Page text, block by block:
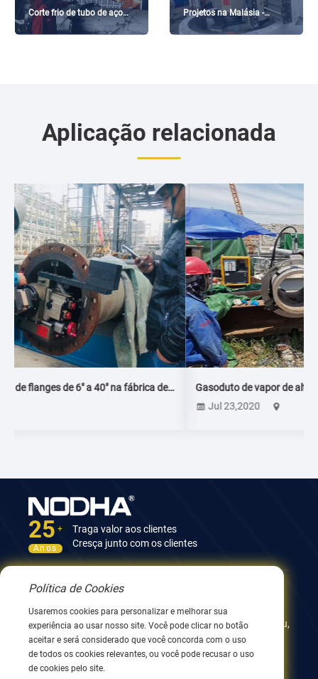
Corte frio de tubo de aço
inoxidável de 36 polegadas
---- Porto Harcourt Case na
Projetos na Malásia -
Revestimento de flanges,
Corte a frio de tubos
Aplicação relacionada
Gasoduto de vapor de alta pressão para planta de etileno
25 +
Anos
Traga valor aos clientes
Cresça junto com os clientes
Contate-nos
12º Edifício, No.9 Xingyang Road, Wuxi 214082, JiangSu,
China
0086 510 8580 8562
0086 152 5144 1199
Política de Cookies
Usaremos cookies para personalizar e melhorar sua
experiência ao usar nosso site. Você pode clicar no botão
aceitar e será considerado que você concorda com o uso
de todos os cookies relevantes, ou você pode recusar o uso
de cookies pelo site.